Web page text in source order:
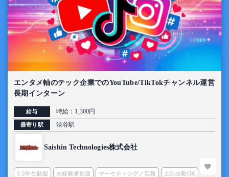
エンタメ軸のテック企業でのYouTube/TikTokチャンネル運営
長期インターン
給与 時給：1,300円
最寄り駅 渋谷駅
Saishin Technologies株式会社
1-2年生歓迎 未経験者歓迎 マーケティング／広報 土日出勤OK